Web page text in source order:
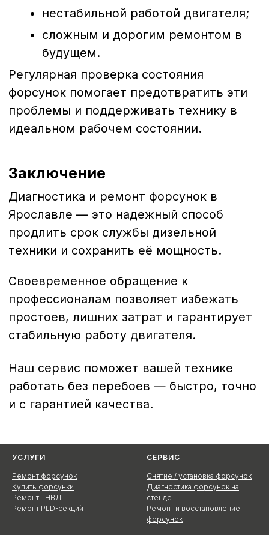
УСЛУГИ
Ремонт форсунок
Купить форсунки
Ремонт ТНВД
Ремонт PLD-секций
СЕРВИС
Снятие / установка форсунок
Диагностика форсунок на
стенде
Ремонт и восстановление
форсунок